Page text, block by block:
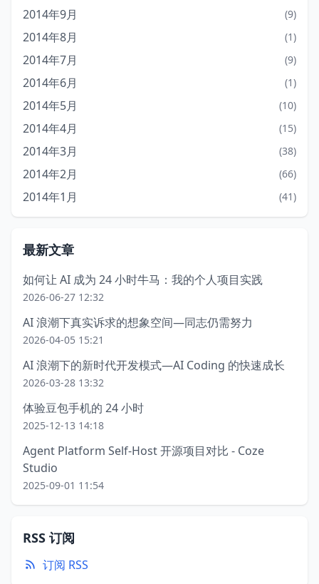
2014年9月 (9)
2014年8月 (1)
2014年7月 (9)
2014年6月 (1)
2014年5月 (10)
2014年4月 (15)
2014年3月 (38)
2014年2月 (66)
2014年1月 (41)
最新文章
如何让 AI 成为 24 小时牛马：我的个人项目实践
2026-06-27 12:32
AI 浪潮下真实诉求的想象空间—同志仍需努力
2026-04-05 15:21
AI 浪潮下的新时代开发模式—AI Coding 的快速成长
2026-03-28 13:32
体验豆包手机的 24 小时
2025-12-13 14:18
Agent Platform Self-Host 开源项目对比 - Coze
Studio
2025-09-01 11:54
RSS 订阅
订阅 RSS